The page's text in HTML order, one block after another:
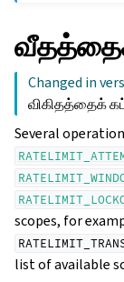
Changed in
விகிதத்தைக்
Several
scopes, for
list of available